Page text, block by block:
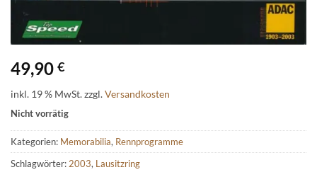
49,90 €
inkl. 19 % MwSt.zzgl.Versandkosten
Nicht vorrätig
Kategorien: Memorabilia, Rennprogramme
Schlagwörter: 2003, Lausitzring